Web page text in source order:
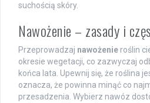
suchością skóry.
Nawożenie – zasady i
Przeprowadzaj nawożenie roślin
okresie wegetacji, co zazwyczaj
końca lata. Upewnij się, że roślina
oznacza, że powinna minąć co
przesadzenia. Wybierz nawóz